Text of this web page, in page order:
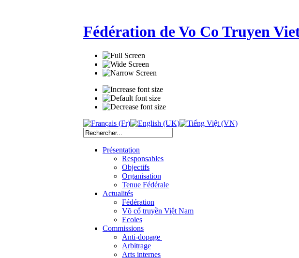
Fédération de Vo Co Truyen
Présentation
Responsables
Objectifs
Organisation
Tenue Fédérale
Actualités
Fédération
Võ cổ truyền Việt Nam
Ecoles
Commissions
Anti-dopage
Arbitrage